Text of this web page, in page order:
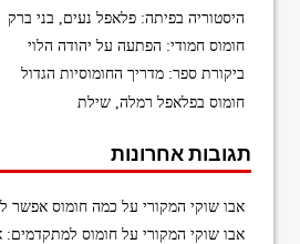
היסטוריה בפיתה: פלאפל נעים, בני ברק
חומוס חמודי: הפתעה על יהודה הלוי
ביקורת ספר: מדריך החומוסיות הגדול
חומוס בפלאפל רמלה, שילת
תגובות אחרונות
אבו שוקי המקורי על כמה חומוס אפשר
אבו שוקי המקורי עלחומוס למתקדמים: